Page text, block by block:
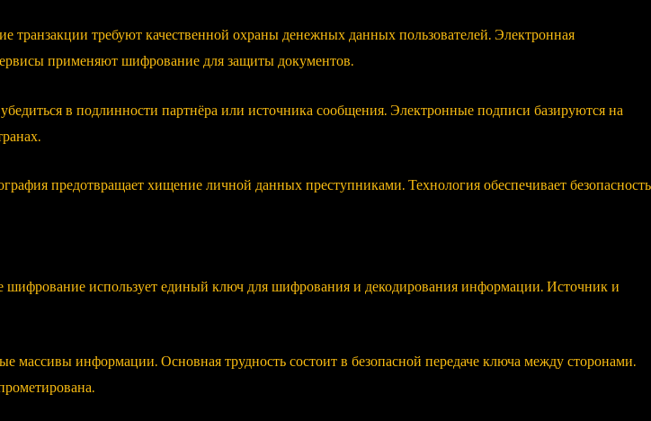
требуют качественной охраны денежных данных пользователей. Электронная
применяют шифрование для защиты документов.
в подлинности партнёра или источника сообщения. Электронные подписи базируются на
предотвращает хищение личной данных преступниками. Технология обеспечивает безопасность
использует единый ключ для шифрования и декодирования информации. Источник и
информации. Основная трудность состоит в безопасной передаче ключа между сторонами.